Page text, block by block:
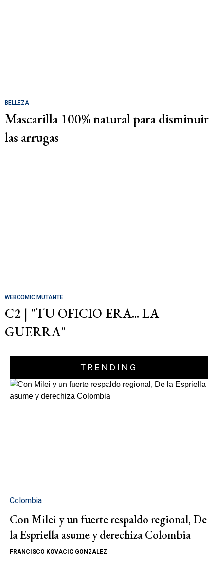
BELLEZA
Mascarilla 100% natural para disminuir
las arrugas
WEBCOMIC MUTANTE
C2 | "TU OFICIO ERA... LA
GUERRA"
TRENDING
Colombia
Con Milei y un fuerte respaldo regional, De
la Espriella asume y derechiza Colombia
FRANCISCO KOVACIC GONZALEZ